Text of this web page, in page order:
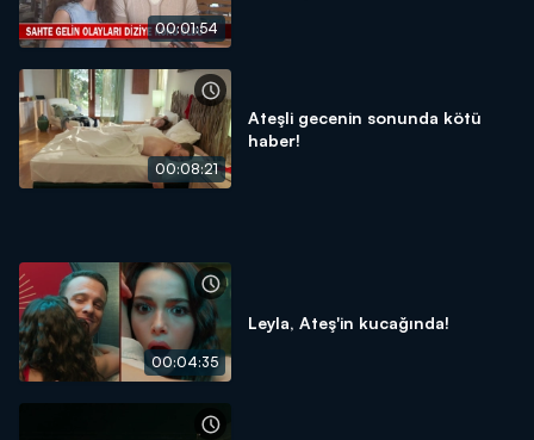
00:01:54
00:08:21
Ateşli gecenin sonunda kötü
haber!
00:04:35
Leyla, Ateş'in kucağında!